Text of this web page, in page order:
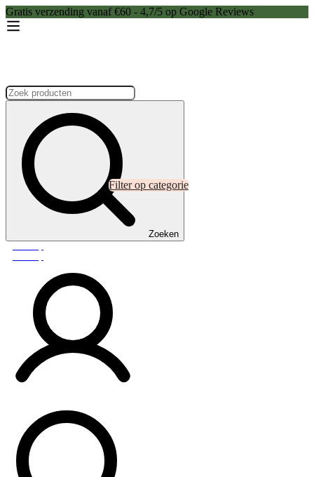
Gratis verzending vanaf €60 - 4,7/5 op Google Reviews
Zoeken:
Zoeken
Filter op categorie